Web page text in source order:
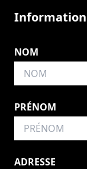
Information
NOM
PRÉNOM
ADRESSE